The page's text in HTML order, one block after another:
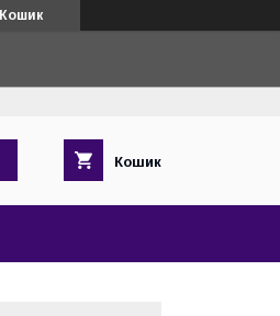
Кошик
Кошик